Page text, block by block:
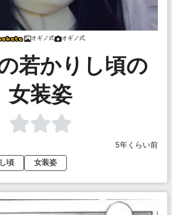
オギノ式 オギノ式
若かりし頃の
女装姿
5年くらい前
頃 女装姿